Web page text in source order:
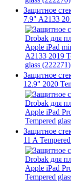
Защитное
7.9" A2133
Защитное
12.9" 2020
Защитное
11 A